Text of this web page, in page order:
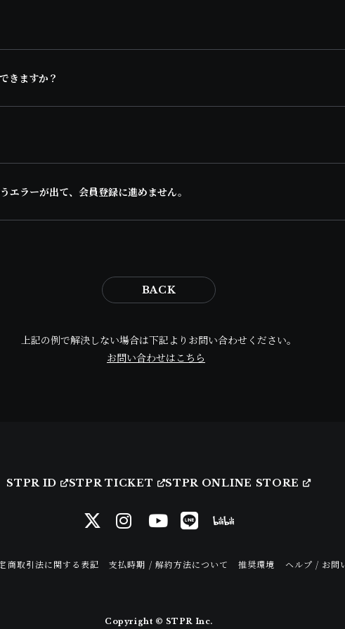
きますか？
エラーが出て、会員登録に進めません。
BACK
上記の例で解決しない場合は下記よりお問い合わせください。
お問い合わせはこちら
STPR ID STPR TICKET STPR ONLINE STORE
商取引法に関する表記 支払時期 / 解約方法について 推奨環境 ヘルプ / お問
Copyright © STPR Inc.